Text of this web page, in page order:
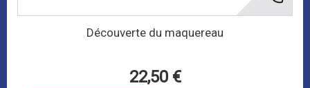
Découverte du maquereau
22,50 €